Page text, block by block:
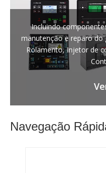
Incluindo
manutenção e reparo do
Rolamento, Injetor de
Navegação